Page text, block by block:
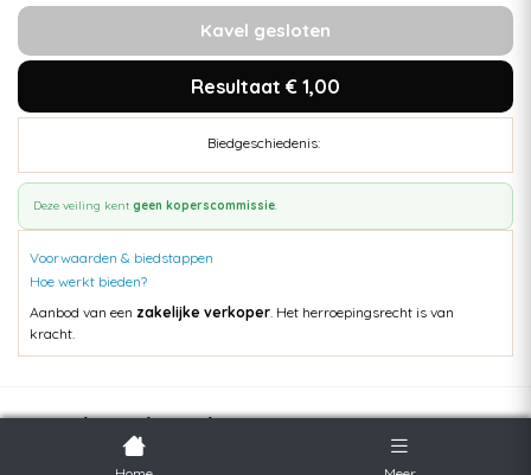
Kavel gesloten
Resultaat € 1,00
Biedgeschiedenis:
Deze veiling kent geen koperscommissie.
Voorwaarden & biedstappen
Hoe werkt bieden?
Aanbod van een zakelijke verkoper. Het herroepingsrecht is van
kracht.
Populaire kavels